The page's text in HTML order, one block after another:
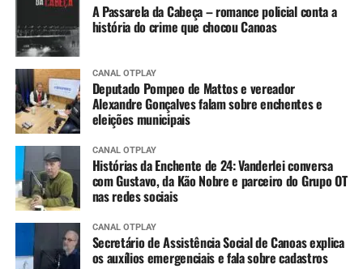
A Passarela da Cabeça – romance policial conta a
história do crime que chocou Canoas
CANAL OTPLAY
Deputado Pompeo de Mattos e vereador
Alexandre Gonçalves falam sobre enchentes e
eleições municipais
CANAL OTPLAY
Histórias da Enchente de 24: Vanderlei conversa
com Gustavo, da Kão Nobre e parceiro do Grupo OT
nas redes sociais
CANAL OTPLAY
Secretário de Assistência Social de Canoas explica
os auxílios emergenciais e fala sobre cadastros